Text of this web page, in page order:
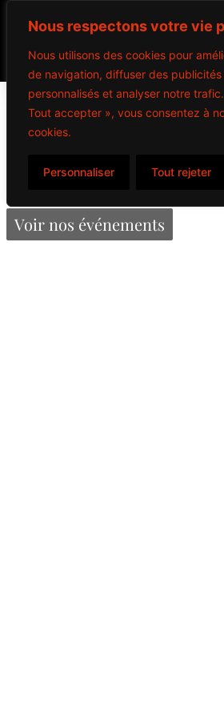
Nous respectons votre vie
Nous utilisons des cookies pour
de navigation, diffuser des
personnalisés et analyser notre
Tout accepter », vous consentez à
cookies.
Personnaliser Tout rejeter
Mr. Freeze
Voir nos événements
Tous